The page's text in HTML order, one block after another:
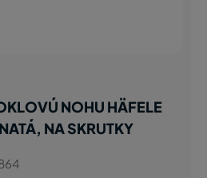
NOHU HÄFELE
NA SKRUTKY